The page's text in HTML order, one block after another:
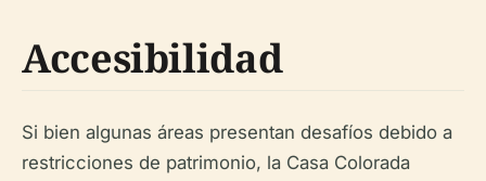
Accesibilidad
Si bien algunas áreas presentan desafíos debido a
restricciones de patrimonio, la Casa Colorada